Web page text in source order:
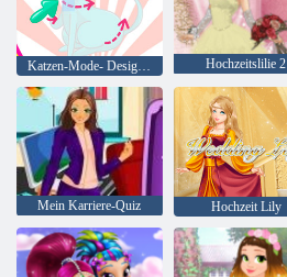
Hochzeitslilie 2
Mein Karriere-Quiz Hochzeit Lily